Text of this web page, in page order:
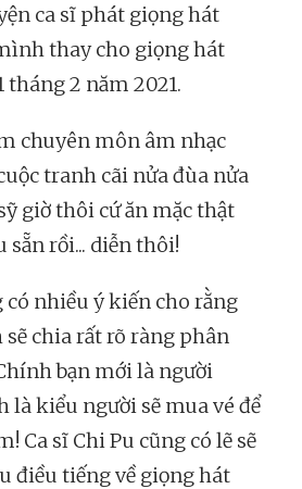
ca sĩ phát giọng hát
thay cho giọng hát
tháng 2 năm 2021.
chuyên môn âm nhạc
tranh cãi nửa đùa nửa
giờ thôi cứ ăn mặc thật
sẵn rồi... diễn thôi!
nhiều ý kiến cho rằng
chia rất rõ ràng phân
bạn mới là người
kiểu người sẽ mua vé để
Ca sĩ Chi Pu cũng có lẽ sẽ
điều tiếng về giọng hát